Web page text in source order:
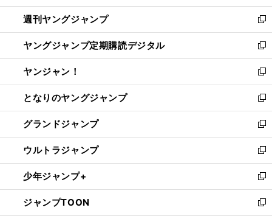
開
く
ウ
で
開
く
ン
ド
ウ
で
開
く
ウ
ィ
ン
ド
ウ
で
開
く
週刊ヤングジャンプ
新
し
い
ウ
ィ
ン
ド
ウ
で
開
く
ヤングジャンプ定期購読デジタル
新
し
い
ウ
ィ
ン
ド
ウ
で
開
く
ヤンジャン！
新
し
い
ウ
ィ
ン
ド
ウ
で
開
く
となりのヤングジャンプ
新
し
い
ウ
ィ
ン
ド
ウ
で
グランドジャンプ
新
し
い
ウ
ィ
ン
ド
ウルトラジャンプ
新
し
い
ウ
ィ
少年ジャンプ+
新
し
い
ジャンプTOON
新